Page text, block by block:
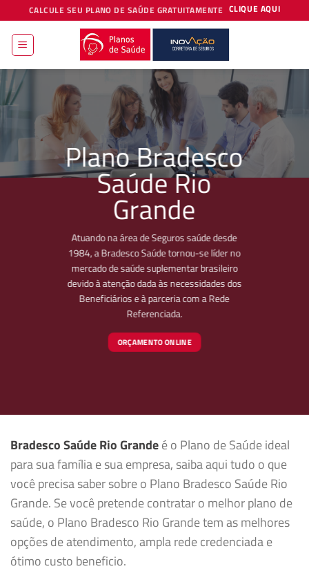
to
content
CALCULE SEU PLANO DE SAÚDE GRATUITAMENTE CLIQUE AQUI
Plano Bradesco
Saúde Rio
Grande
Atuando na área de Seguros saúde desde
1984, a Bradesco Saúde tornou-se líder no
mercado de saúde suplementar brasileiro
devido à atenção dada às necessidades dos
Beneficiários e à parceria com a Rede
Referenciada.
ORÇAMENTO ONLINE
Bradesco Saúde Rio Grandeé o Plano de Saúde ideal
para sua família e sua empresa, saiba aqui tudo o que
você precisa saber sobre o Plano Bradesco Saúde Rio
Grande. Se você pretende contratar o melhor plano de
saúde, o Plano Bradesco Rio Grande tem as melhores
opções de atendimento, ampla rede credenciada e
ótimo custo beneficio.